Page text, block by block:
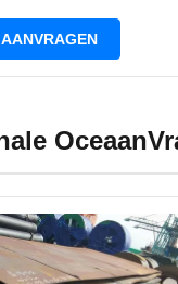
aan Kambodja